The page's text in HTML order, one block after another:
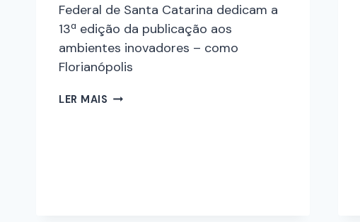
Federal de Santa Catarina dedicam a
13ª edição da publicação aos
ambientes inovadores – como
Florianópolis
LER MAIS